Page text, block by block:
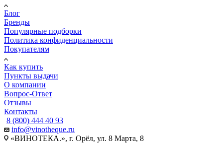
Блог
Бренды
Популярные подборки
Политика конфиденциальности
Покупателям
Как купить
Пункты выдачи
О компании
Вопрос-Ответ
Отзывы
Контакты
8 (800) 444 40 93
info@vinotheque.ru
«ВИНОТЕКА.», г. Орёл, ул. 8 Марта, 8